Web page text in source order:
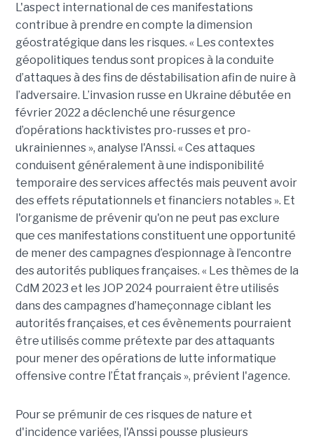
L'aspect international de ces manifestations
contribue à prendre en compte la dimension
géostratégique dans les risques. « Les contextes
géopolitiques tendus sont propices à la conduite
d’attaques à des fins de déstabilisation afin de nuire à
l’adversaire. L’invasion russe en Ukraine débutée en
février 2022 a déclenché une résurgence
d’opérations hacktivistes pro-russes et pro-
ukrainiennes », analyse l'Anssi. « Ces attaques
conduisent généralement à une indisponibilité
temporaire des services affectés mais peuvent avoir
des effets réputationnels et financiers notables ». Et
l'organisme de prévenir qu'on ne peut pas exclure
que ces manifestations constituent une opportunité
de mener des campagnes d’espionnage à l’encontre
des autorités publiques françaises. « Les thèmes de la
CdM 2023 et les JOP 2024 pourraient être utilisés
dans des campagnes d’hameçonnage ciblant les
autorités françaises, et ces évènements pourraient
être utilisés comme prétexte par des attaquants
pour mener des opérations de lutte informatique
offensive contre l’État français », prévient l'agence.
Pour se prémunir de ces risques de nature et
d'incidence variées, l'Anssi pousse plusieurs